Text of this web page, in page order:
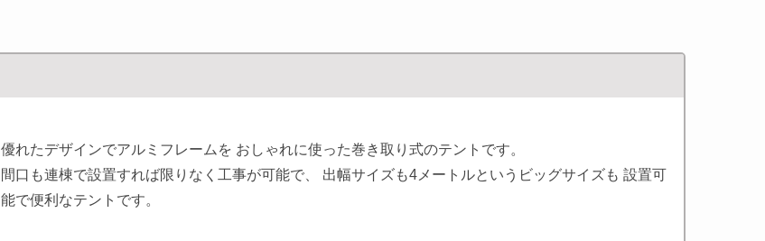
優れたデザインでアルミフレームを おしゃれに使った巻き取り式のテントです。
間口も連棟で設置すれば限りなく工事が可能で、 出幅サイズも4メートルというビッグサイズも 設置可
能で便利なテントです。